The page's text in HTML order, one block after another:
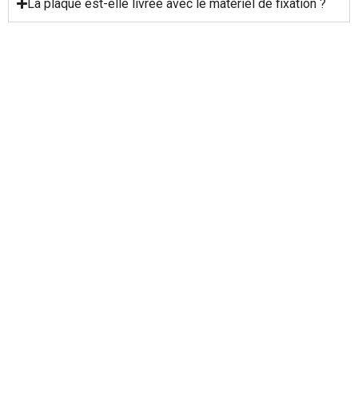
La plaque est-elle livrée avec le matériel de fixation ?